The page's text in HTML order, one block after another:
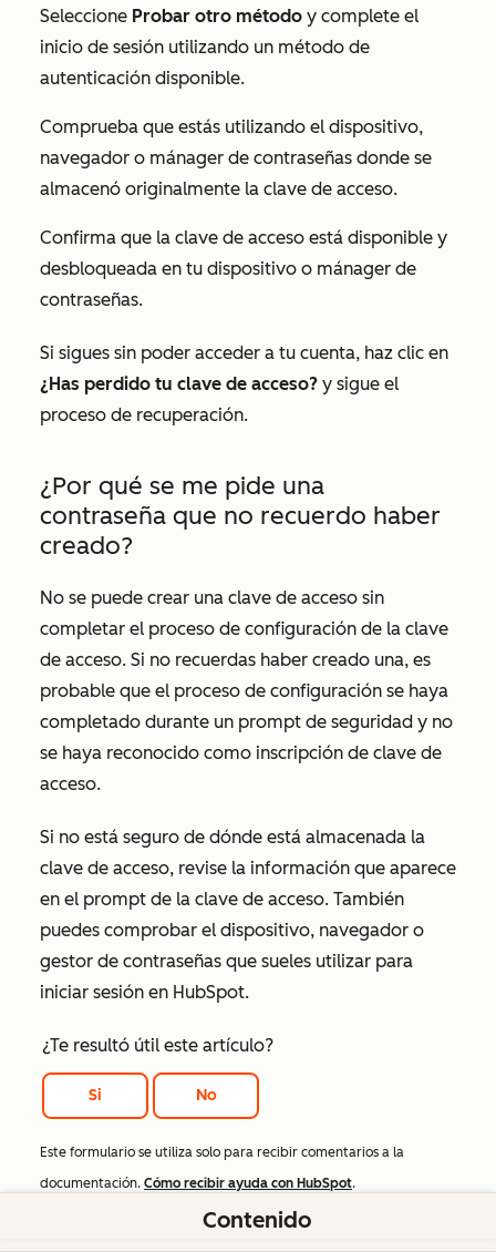
Seleccione Probar otro método y complete el
inicio de sesión utilizando un método de
autenticación disponible.
Comprueba que estás utilizando el dispositivo,
navegador o mánager de contraseñas donde se
almacenó originalmente la clave de acceso.
Confirma que la clave de acceso está disponible y
desbloqueada en tu dispositivo o mánager de
contraseñas.
Si sigues sin poder acceder a tu cuenta, haz clic en
¿Has perdido tu clave de acceso? y sigue el
proceso de recuperación.
¿Por qué se me pide una
contraseña que no recuerdo haber
creado?
No se puede crear una clave de acceso sin
completar el proceso de configuración de la clave
de acceso. Si no recuerdas haber creado una, es
probable que el proceso de configuración se haya
completado durante un prompt de seguridad y no
se haya reconocido como inscripción de clave de
acceso.
Si no está seguro de dónde está almacenada la
clave de acceso, revise la información que aparece
en el prompt de la clave de acceso. También
puedes comprobar el dispositivo, navegador o
gestor de contraseñas que sueles utilizar para
iniciar sesión en HubSpot.
¿Te resultó útil este artículo?
Si No
Este formulario se utiliza solo para recibir comentarios a la
documentación. Cómo recibir ayuda con HubSpot.
Contenido